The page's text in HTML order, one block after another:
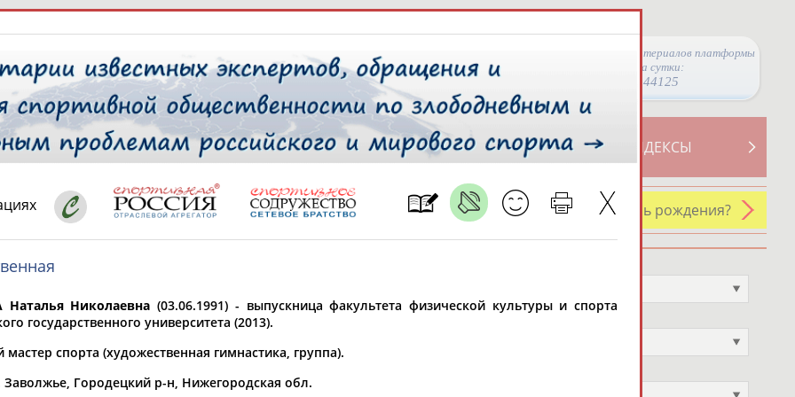
Просмотры материалов платформы
за сутки:
44125
СВОДНЫЕ ИНДЕКСЫ
ТАБЛО АКТИВНОСТИ
РЕСУРСНАЯ ПЛОЩАДКА
У кого сегодня день рождения?
регион*
* для действующих спортсменов
рождения
Николаевна (03.06.1991) - выпускница факультета физической культуры и спорта
государственного университета (2013).
спорта (художественная гимнастика, группа).
Заволжье, Городецкий р-н, Нижегородская обл.